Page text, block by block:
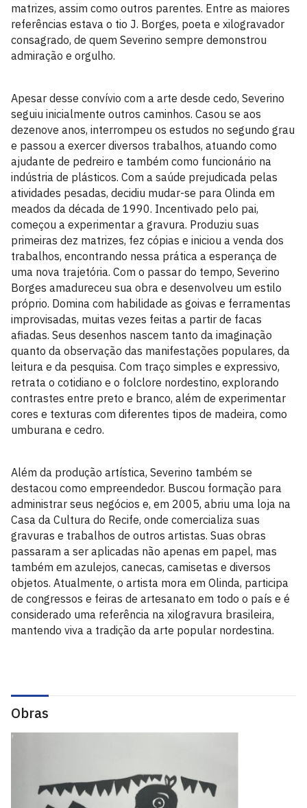
matrizes, assim como outros parentes. Entre as maiores
referências estava o tio J. Borges, poeta e xilogravador
consagrado, de quem Severino sempre demonstrou
admiração e orgulho.
Apesar desse convívio com a arte desde cedo, Severino
seguiu inicialmente outros caminhos. Casou se aos
dezenove anos, interrompeu os estudos no segundo grau
e passou a exercer diversos trabalhos, atuando como
ajudante de pedreiro e também como funcionário na
indústria de plásticos. Com a saúde prejudicada pelas
atividades pesadas, decidiu mudar-se para Olinda em
meados da década de 1990. Incentivado pelo pai,
começou a experimentar a gravura. Produziu suas
primeiras dez matrizes, fez cópias e iniciou a venda dos
trabalhos, encontrando nessa prática a esperança de
uma nova trajetória. Com o passar do tempo, Severino
Borges amadureceu sua obra e desenvolveu um estilo
próprio. Domina com habilidade as goivas e ferramentas
improvisadas, muitas vezes feitas a partir de facas
afiadas. Seus desenhos nascem tanto da imaginação
quanto da observação das manifestações populares, da
leitura e da pesquisa. Com traço simples e expressivo,
retrata o cotidiano e o folclore nordestino, explorando
contrastes entre preto e branco, além de experimentar
cores e texturas com diferentes tipos de madeira, como
umburana e cedro.
Além da produção artística, Severino também se
destacou como empreendedor. Buscou formação para
administrar seus negócios e, em 2005, abriu uma loja na
Casa da Cultura do Recife, onde comercializa suas
gravuras e trabalhos de outros artistas. Suas obras
passaram a ser aplicadas não apenas em papel, mas
também em azulejos, canecas, camisetas e diversos
objetos. Atualmente, o artista mora em Olinda, participa
de congressos e feiras de artesanato em todo o país e é
considerado uma referência na xilogravura brasileira,
mantendo viva a tradição da arte popular nordestina.
Obras